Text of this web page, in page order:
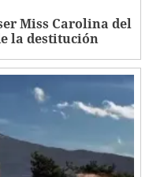
Miss Carolina del
la destitución